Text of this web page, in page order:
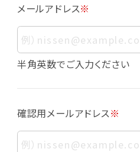
す。また、その情報のみ
も、他の情報と容易に照
お客様個人を識別できる
れます。
個人情報の利用目的
下の通りであり、これら
えてお客様の個人情報を
せん。
メールアドレス※
半角英数でご入力ください
確認用メールアドレス※